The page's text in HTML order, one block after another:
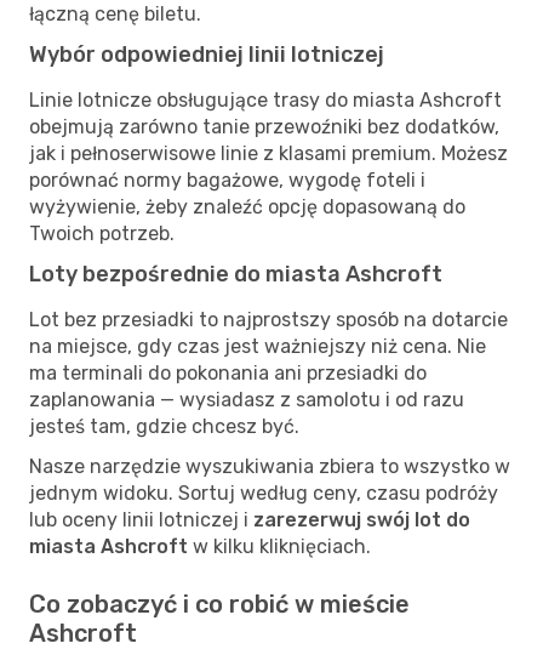
łączną cenę biletu.
Wybór odpowiedniej linii lotniczej
Linie lotnicze obsługujące trasy do miasta Ashcroft
obejmują zarówno tanie przewoźniki bez dodatków,
jak i pełnoserwisowe linie z klasami premium. Możesz
porównać normy bagażowe, wygodę foteli i
wyżywienie, żeby znaleźć opcję dopasowaną do
Twoich potrzeb.
Loty bezpośrednie do miasta Ashcroft
Lot bez przesiadki to najprostszy sposób na dotarcie
na miejsce, gdy czas jest ważniejszy niż cena. Nie
ma terminali do pokonania ani przesiadki do
zaplanowania — wysiadasz z samolotu i od razu
jesteś tam, gdzie chcesz być.
Nasze narzędzie wyszukiwania zbiera to wszystko w
jednym widoku. Sortuj według ceny, czasu podróży
lub oceny linii lotniczej i zarezerwuj swój lot do
miasta Ashcroft w kilku kliknięciach.
Co zobaczyć i co robić w mieście
Ashcroft